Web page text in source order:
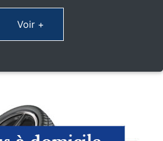
Voir +